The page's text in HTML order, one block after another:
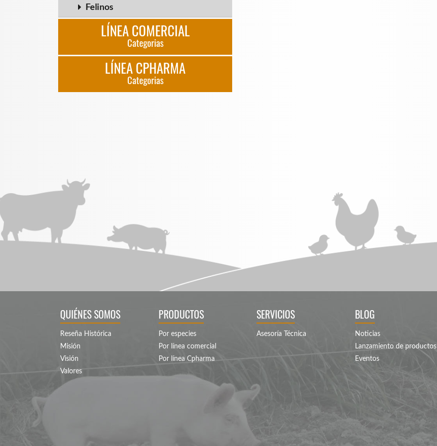
Felinos
LÍNEA COMERCIAL
Categorias
LÍNEA CPHARMA
Categorias
QUIÉNES SOMOS
Reseña Histórica
Misión
Visión
Valores
PRODUCTOS
Por especies
Por línea comercial
Por línea Cpharma
SERVICIOS
Asesoría Técnica
BLOG
Noticias
Lanzamiento de productos
Eventos